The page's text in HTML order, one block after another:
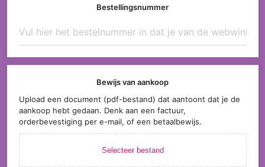
Bestellingsnummer
Bewijs van aankoop
Upload een document (pdf-bestand) dat aantoont dat je de
aankoop hebt gedaan. Denk aan een factuur,
orderbevestiging per e-mail, of een betaalbewijs.
Selecteer bestand